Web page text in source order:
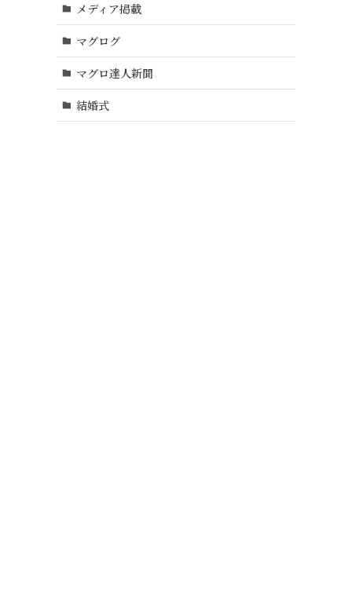
メディア掲載
マグログ
マグロ達人新聞
結婚式